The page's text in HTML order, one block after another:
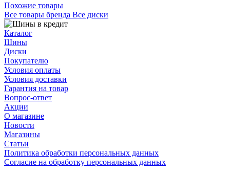
Похожие товары
Все товары бренда Все диски
Каталог
Шины
Диски
Покупателю
Условия оплаты
Условия доставки
Гарантия на товар
Вопрос-ответ
Акции
О магазине
Новости
Магазины
Статьи
Политика обработки персональных данных
Согласие на обработку персональных данных